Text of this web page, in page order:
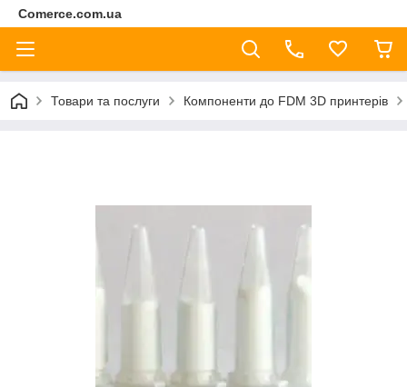
Comerce.com.ua
Товари та послуги Компоненти до FDM 3D принтерів